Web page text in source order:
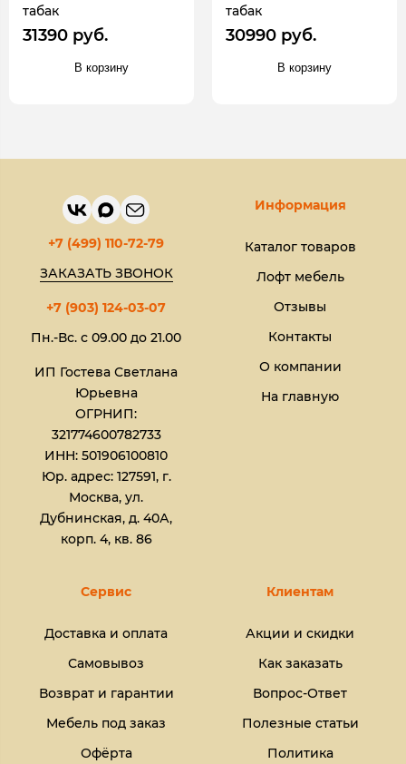
табак
31390 руб.
В корзину
табак
30990 руб.
В корзину
+7 (499) 110-72-79
ЗАКАЗАТЬ ЗВОНОК
+7 (903) 124-03-07
Пн.-Вс. с 09.00 до 21.00
ИП Гостева Светлана
Юрьевна​
ОГРНИП:
321774600782733
ИНН: 501906100810
Юр. адрес: 127591, г.
Москва, ул.
Дубнинская, д. 40А,
корп. 4, кв. 86
Информация
Каталог товаров
Лофт мебель
Отзывы
Контакты
О компании
На главную
Сервис
Доставка и оплата
Самовывоз
Возврат и гарантии
Мебель под заказ
Офёрта
Клиентам
Акции и скидки
Как заказать
Вопрос-Ответ
Полезные статьи
Политика